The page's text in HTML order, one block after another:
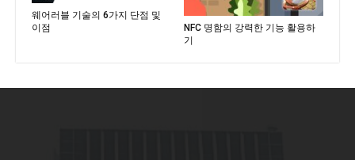
웨어러블 기술의 6가지 단점 및
이점
NFC 명함의 강력한 기능 활용하
기